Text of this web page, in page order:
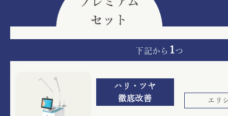
下記から 1つ
ハリ・ツヤ
徹底改善
エリ